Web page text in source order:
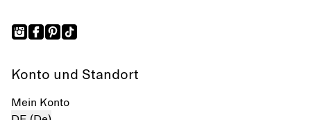
Konto und Standort
Mein Konto